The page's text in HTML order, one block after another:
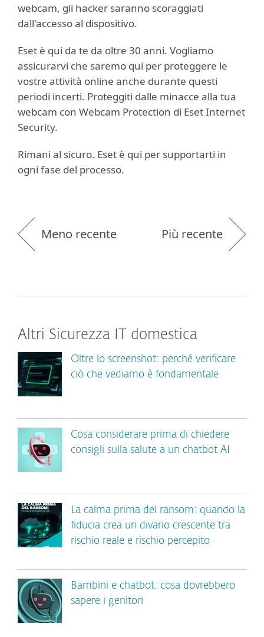
webcam, gli hacker saranno scoraggiati
dall'accesso al dispositivo.
Eset è qui da te da oltre 30 anni. Vogliamo
assicurarvi che saremo qui per proteggere le
vostre attività online anche durante questi
periodi incerti. Proteggiti dalle minacce alla tua
webcam con Webcam Protection di Eset Internet
Security.
Rimani al sicuro. Eset è qui per supportarti in
ogni fase del processo.
Meno recente Più recente
Altri Sicurezza IT domestica
Oltre lo screenshot: perché verificare
ciò che vediamo è fondamentale
Cosa considerare prima di chiedere
consigli sulla salute a un chatbot AI
La calma prima del ransom: quando la
fiducia crea un divario crescente tra
rischio reale e rischio percepito
Bambini e chatbot: cosa dovrebbero
sapere i genitori